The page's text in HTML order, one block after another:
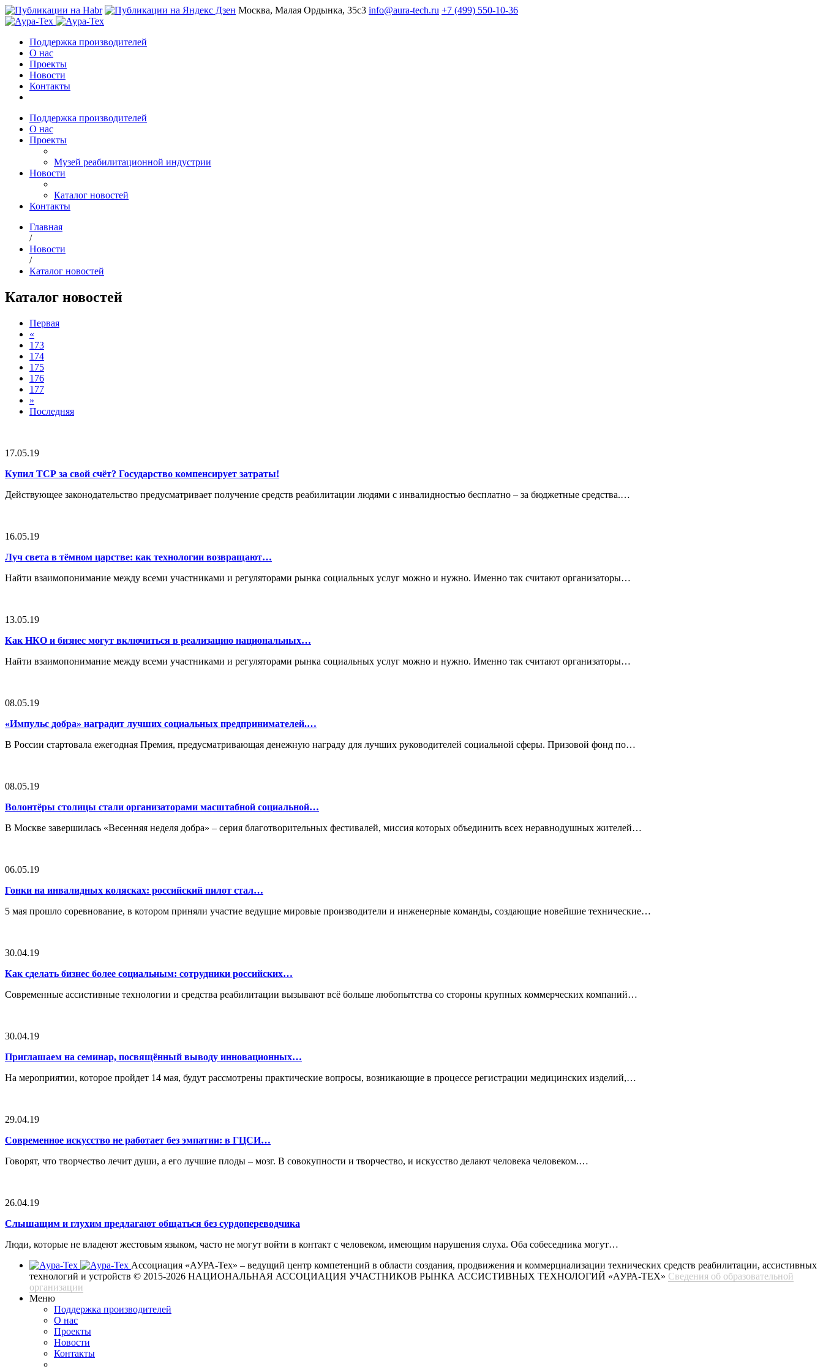
Москва, Малая Ордынка, 35с3 info@aura-tech.ru +7 (499) 550-10-36
Поддержка производителей
О нас
Проекты
Новости
Контакты
Поддержка производителей
О нас
Проекты
Музей реабилитационной индустрии
Новости
Каталог новостей
Контакты
Главная
/
Новости
/
Каталог новостей
Каталог новостей
Первая
«
173
174
175
176
177
»
Последняя
17.05.19
Купил ТСР за свой счёт? Государство компенсирует затраты!
Действующее законодательство предусматривает получение средств реабилитации людями с инвалидностью бесплатно – за бюджетные средства.…
16.05.19
Луч света в тёмном царстве: как технологии возвращают…
Найти взаимопонимание между всеми участниками и регуляторами рынка социальных услуг можно и нужно. Именно так считают организаторы…
13.05.19
Как НКО и бизнес могут включиться в реализацию национальных…
Найти взаимопонимание между всеми участниками и регуляторами рынка социальных услуг можно и нужно. Именно так считают организаторы…
08.05.19
«Импульс добра» наградит лучших социальных предпринимателей.…
В России стартовала ежегодная Премия, предусматривающая денежную награду для лучших руководителей социальной сферы. Призовой фонд по…
08.05.19
Волонтёры столицы стали организаторами масштабной социальной…
В Москве завершилась «Весенняя неделя добра» – серия благотворительных фестивалей, миссия которых объединить всех неравнодушных жителей…
06.05.19
Гонки на инвалидных колясках: российский пилот стал…
5 мая прошло соревнование, в котором приняли участие ведущие мировые производители и инженерные команды, создающие новейшие технические…
30.04.19
Как сделать бизнес более социальным: сотрудники российских…
Современные ассистивные технологии и средства реабилитации вызывают всё больше любопытства со стороны крупных коммерческих компаний…
30.04.19
Приглашаем на семинар, посвящённый выводу инновационных…
На мероприятии, которое пройдет 14 мая, будут рассмотрены практические вопросы, возникающие в процессе регистрации медицинских изделий,…
29.04.19
Современное искусство не работает без эмпатии: в ГЦСИ…
Говорят, что творчество лечит души, а его лучшие плоды – мозг. В совокупности и творчество, и искусство делают человека человеком.…
26.04.19
Слышащим и глухим предлагают общаться без сурдопереводчика
Люди, которые не владеют жестовым языком, часто не могут войти в контакт с человеком, имеющим нарушения слуха. Оба собеседника могут…
Ассоциация «АУРА-Тех» – ведущий центр компетенций в области создания, продвижения и коммерциализации технических средств реабилитации, ассистивных
технологий и устройств © 2015-2026 НАЦИОНАЛЬНАЯ АССОЦИАЦИЯ УЧАСТНИКОВ РЫНКА АССИСТИВНЫХ ТЕХНОЛОГИЙ «АУРА-ТЕХ» Сведения об образовательной
организации
Меню
Поддержка производителей
О нас
Проекты
Новости
Контакты